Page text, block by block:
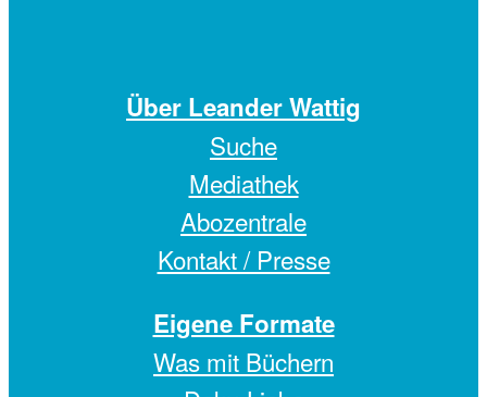
Über Leander Wattig
Suche
Mediathek
Abozentrale
Kontakt / Presse
Eigene Formate
Was mit Büchern